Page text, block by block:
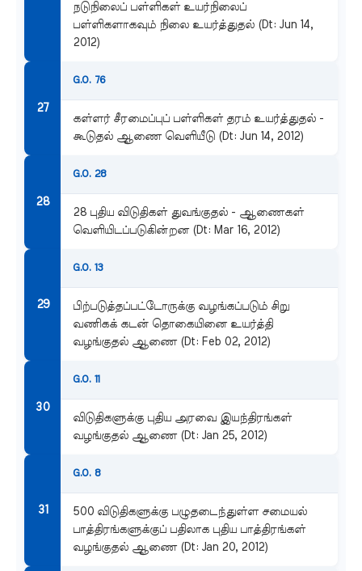
நடுநிலைப் பள்ளிகள் உயர்நிலைப்
பள்ளிகளாகவும் நிலை உயர்த்துதல் (Dt: Jun 14,
2012)
G.O. 76
கள்ளர் சீரமைப்புப் பள்ளிகள் தரம் உயர்த்துதல் -
கூடுதல் ஆணை வெளியீடு (Dt: Jun 14, 2012)
G.O. 28
28 புதிய விடுதிகள் துவங்குதல் - ஆணைகள்
வெளியிடப்படுகின்றன (Dt: Mar 16, 2012)
G.O. 13
பிற்படுத்தப்பட்டோருக்கு வழங்கப்படும் சிறு
வணிகக் கடன் தொகையினை உயர்த்தி
வழங்குதல் ஆணை (Dt: Feb 02, 2012)
G.O. 11
விடுதிகளுக்கு புதிய அரவை இயந்திரங்கள்
வழங்குதல் ஆணை (Dt: Jan 25, 2012)
G.O. 8
500 விடுதிகளுக்கு பழுதடைந்துள்ள சமையல்
பாத்திரங்களுக்குப் பதிலாக புதிய பாத்திரங்கள்
வழங்குதல் ஆணை (Dt: Jan 20, 2012)